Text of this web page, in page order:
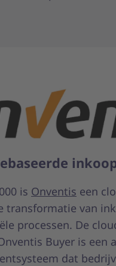
is Onventis een
transformatie van
processen. De
Buyer is een
dat